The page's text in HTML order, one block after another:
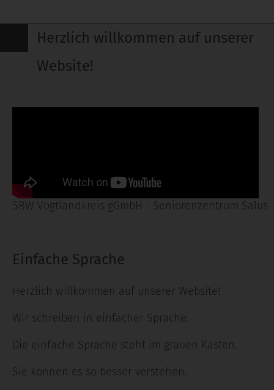
Herzlich willkommen auf unserer
Website!
SBW Vogtlandkreis gGmbH - Seniorenzentrum Salus
Einfache Sprache
Herzlich willkommen auf unserer Website!
Wir schreiben in einfacher Sprache.
Die einfache Sprache steht im grauen Kasten.
Sie können es so besser verstehen.